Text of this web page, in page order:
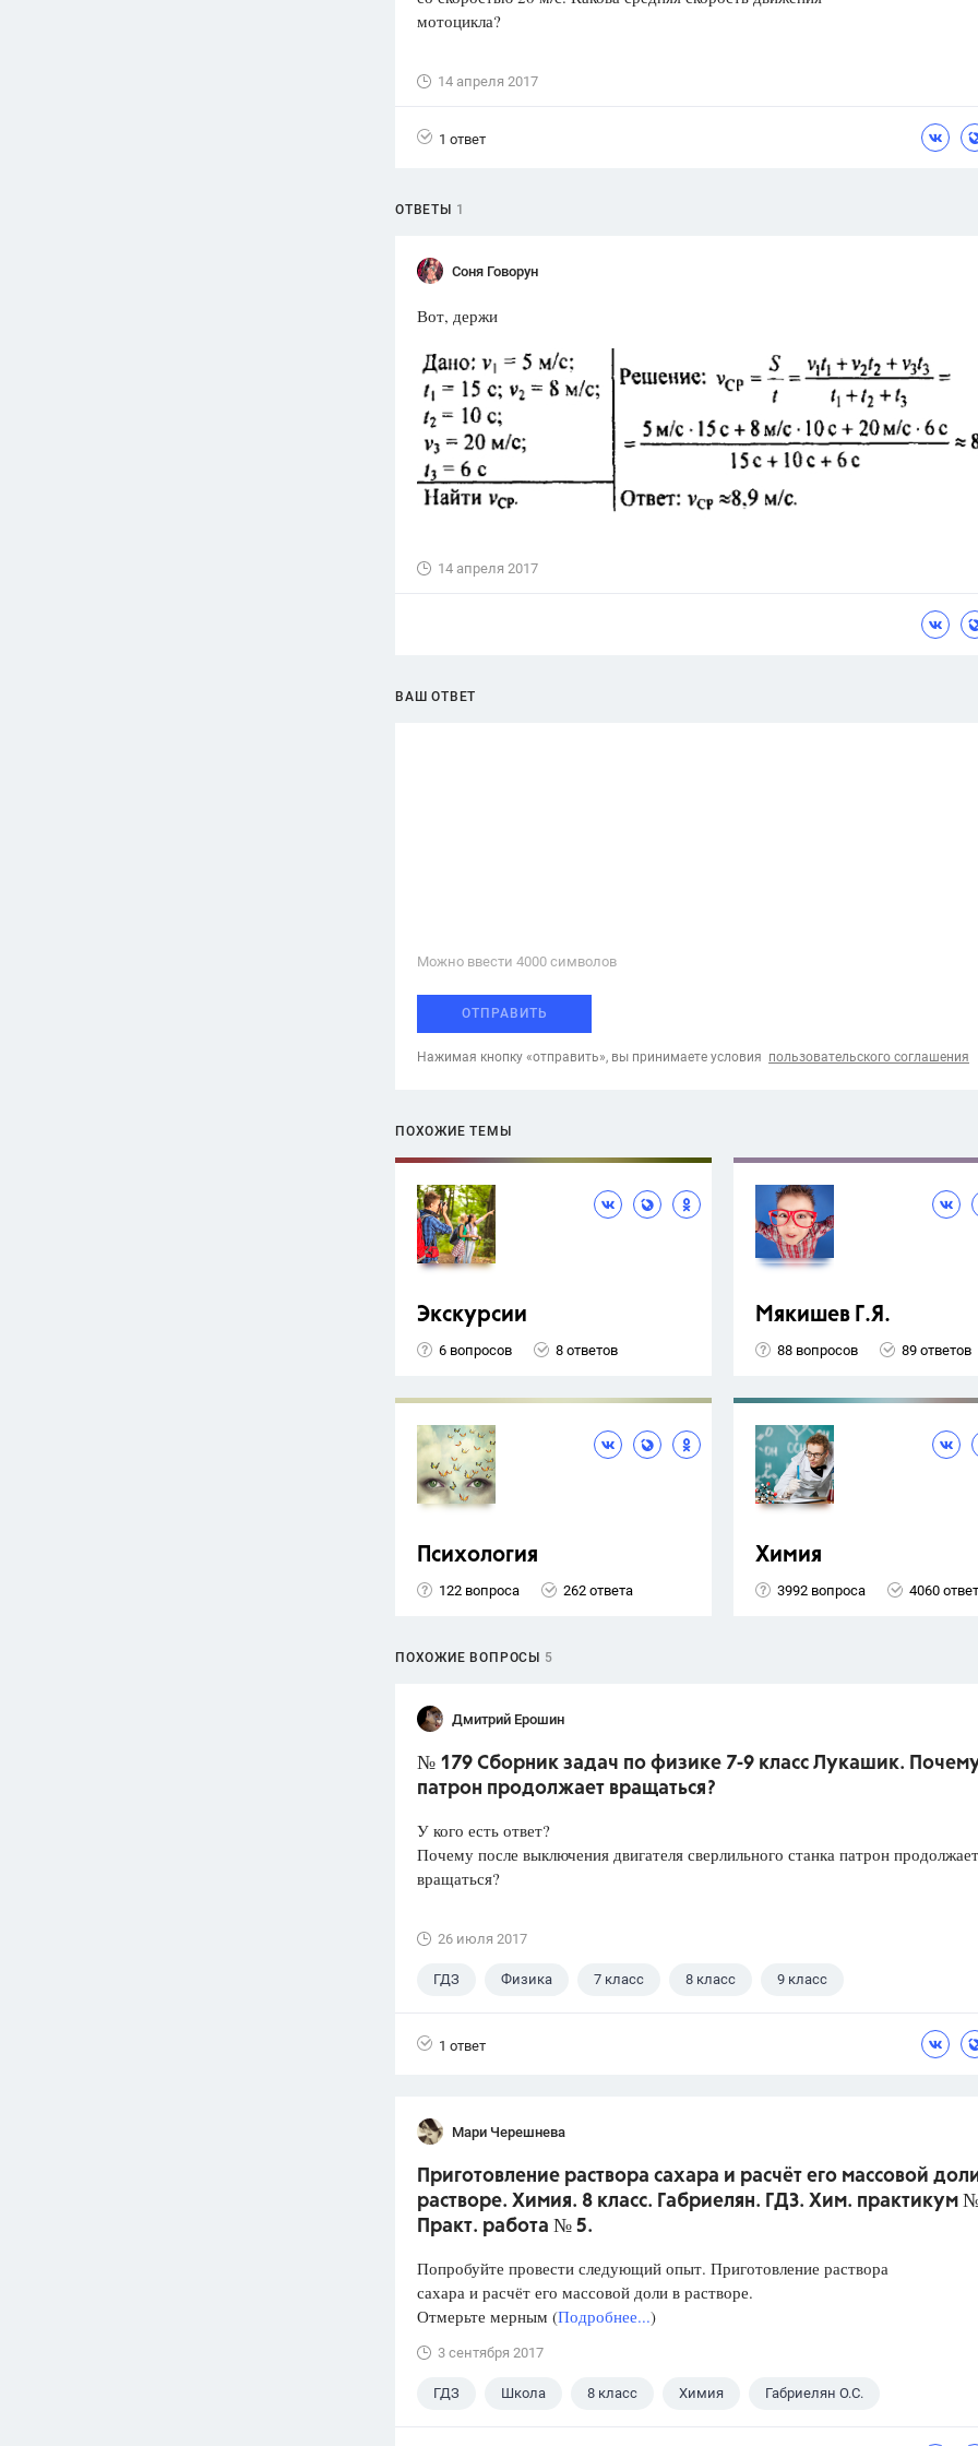
ГИА
мотоцикла?
14 апреля 2017
1 ответ
ОТВЕТЫ 1
Соня Говорун
Вот, держи
14 апреля 2017
ВАШ ОТВЕТ
Можно ввести 4000 cимволов
ОТПРАВИТЬ
Нажимая кнопку «отправить», вы принимаете условия пользовательского соглашения
ПОХОЖИЕ ТЕМЫ
Экскурсии
6 вопросов 8 ответов
Мякишев Г.Я.
88 вопросов 89 ответов
Психология
122 вопроса 262 ответа
Химия
3992 вопроса 4060
ПОХОЖИЕ ВОПРОСЫ 5
Дмитрий Ерошин
№ 179 Сборник задач по физике 7-9 класс Лукашик.
патрон продолжает вращаться?
У кого есть ответ?
Почему после выключения двигателя сверлильного станка патрон продолжает
вращаться?
26 июля 2017
ГДЗ Физика 7 класс 8 класс 9 класс
1 ответ
Мари Черешнева
Приготовление раствора сахара и расчёт его массовой
растворе. Химия. 8 класс. Габриелян. ГДЗ. Хим. практикум
Практ. работа № 5.
Попробуйте провести следующий опыт. Приготовление раствора
сахара и расчёт его массовой доли в растворе.
Отмерьте мерным (Подробнее...)
3 сентября 2017
ГДЗ Школа 8 класс Химия Габриелян О.С.